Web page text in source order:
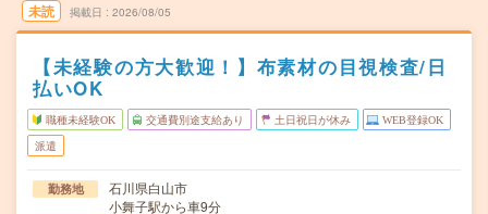
未読 掲載日 2026/08/05
【未経験の方大歓迎！】布素材の目視検査/日
払いOK
職種未経験OK 交通費別途支給あり 土日祝日が休み WEB登録OK
派遣
勤務地
石川県白山市
小舞子駅から車9分